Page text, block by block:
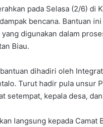
pada Selasa (2/6) di
bencana. Bantuan
digunakan dalam
Biau.
dihadiri oleh
Turut hadir pula unsur
setempat, kepala desa,
langsung kepada